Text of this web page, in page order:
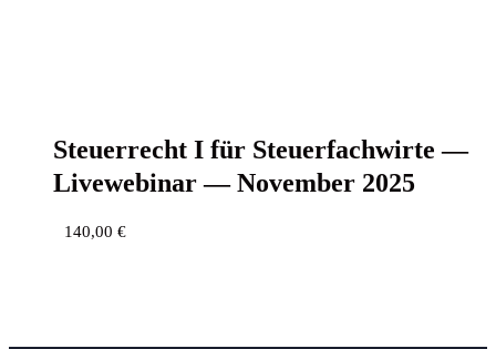
Steu­er­recht I für Steu­er­fach­wir­te —
Live­web­i­nar — Novem­ber 2025
140,00 €